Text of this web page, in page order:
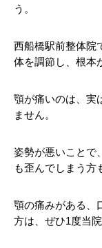
う。
西船橋駅前整体院
体を調節し、根本
顎が痛いのは、実
ません。
姿勢が悪いことで
も歪んでしまう方
顎の痛みがある、
方は、ぜひ1度当